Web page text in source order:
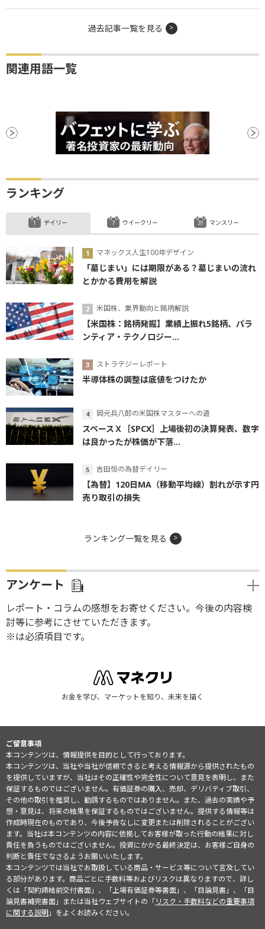
過去記事一覧を見る
関連用語一覧
ランキング
デイリー
マネックス人生100年デザイン
「墓じまい」には期限がある？墓じまいの流れ
とかかる費用を解説
米国株、業界動向と銘柄解説
【米国株：銘柄発掘】業績上振れ5銘柄、パラ
ンティア・テクノロジー...
ストラテジーレポート
半導体株の調整は底値をつけたか
岡元兵八郎の米国株マスターへの道
スペースＸ［SPCX］上場後初の決算発表、数字
は良かったが株価が下落...
吉田恒の為替デイリー
【為替】120日MA（移動平均線）割れが示す円
売り取引の損失
ウイークリー マンスリー
ランキング一覧を見る
アンケート
レポート・コラムの感想をお寄せください。今後の内容検
討等に参考にさせていただきます。
※は必須項目です。
お金を学び、マーケットを知り、未来を描く
ご留意事項
本コンテンツは、情報提供を目的として行っております。
本コンテンツは、当社や当社が信頼できると考える情報源から提供されたもの
を提供していますが、当社はその正確性や完全性について意見を表明し、また
保証するものではございません。有価証券の購入、売却、デリバティブ取引、
その他の取引を推奨し、勧誘するものではありません。また、過去の実績や予
想・意見は、将来の結果を保証するものではございません。提供する情報等は
作成時現在のものであり、今後予告なしに変更または削除されることがござい
ます。当社は本コンテンツの内容に依拠してお客様が取った行動の結果に対し
責任を負うものではございません。投資にかかる最終決定は、お客様ご自身の
判断と責任でなさるようお願いいたします。
本コンテンツでは当社でお取扱している商品・サービス等について言及してい
る部分があります。商品ごとに手数料等およびリスクは異なりますので、詳し
くは「契約締結前交付書面」、「上場有価証券等書面」、「目論見書」、「目
論見書補完書面」または当社ウェブサイトの「リスク・手数料などの重要事項
に関する説明」をよくお読みください。